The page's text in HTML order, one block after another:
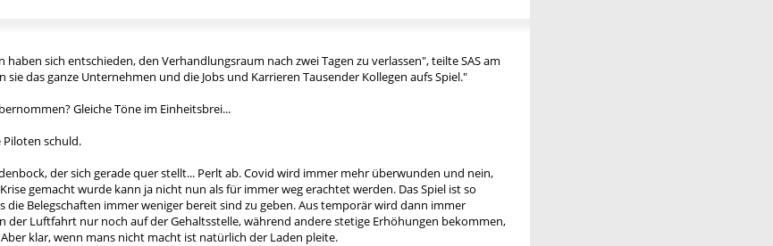
sich entschieden, den Verhandlungsraum nach zwei Tagen zu verlassen", teilte SAS am
sie das ganze Unternehmen und die Jobs und Karrieren Tausender Kollegen aufs Spiel."
Gleiche Töne im Einheitsbrei...
schuld.
der sich gerade quer stellt... Perlt ab. Covid wird immer mehr überwunden und nein,
gemacht wurde kann ja nicht nun als für immer weg erachtet werden. Das Spiel ist so
die Belegschaften immer weniger bereit sind zu geben. Aus temporär wird dann immer
Luftfahrt nur noch auf der Gehaltsstelle, während andere stetige Erhöhungen bekommen,
klar, wenn mans nicht macht ist natürlich der Laden pleite.